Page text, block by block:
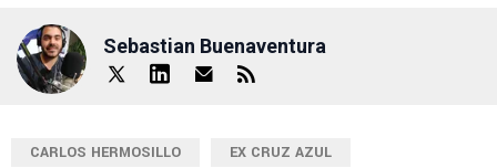
Sebastian Buenaventura
CARLOS HERMOSILLO EX CRUZ AZUL